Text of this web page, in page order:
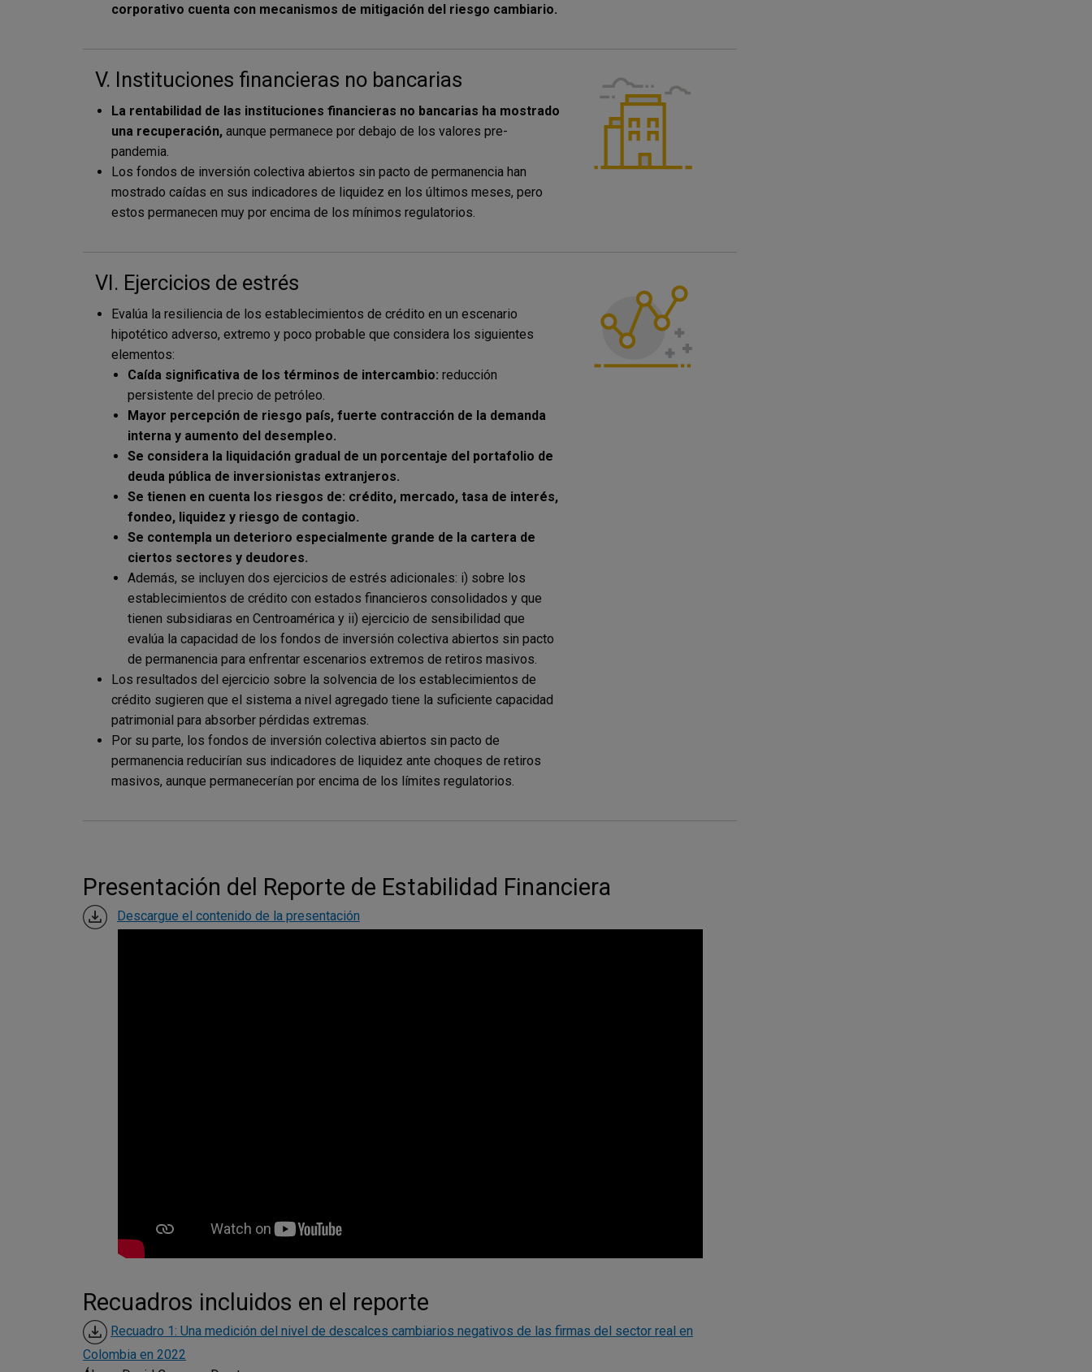
corporativo cuenta con mecanismos de mitigación del riesgo cambiario.
V. Instituciones financieras no bancarias
La rentabilidad de las instituciones financieras no bancarias ha mostrado
una recuperación, aunque permanece por debajo de los valores pre-
pandemia.
Los fondos de inversión colectiva abiertos sin pacto de permanencia han
mostrado caídas en sus indicadores de liquidez en los últimos meses, pero
estos permanecen muy por encima de los mínimos regulatorios.
VI. Ejercicios de estrés
Evalúa la resiliencia de los establecimientos de crédito en un escenario
hipotético adverso, extremo y poco probable que considera los siguientes
elementos:
Caída significativa de los términos de intercambio: reducción
persistente del precio de petróleo.
Mayor percepción de riesgo país, fuerte contracción de la demanda
interna y aumento del desempleo.
Se considera la liquidación gradual de un porcentaje del portafolio de
deuda pública de inversionistas extranjeros.
Se tienen en cuenta los riesgos de: crédito, mercado, tasa de interés,
fondeo, liquidez y riesgo de contagio.
Se contempla un deterioro especialmente grande de la cartera de
ciertos sectores y deudores.
Además, se incluyen dos ejercicios de estrés adicionales: i) sobre los
establecimientos de crédito con estados financieros consolidados y que
tienen subsidiaras en Centroamérica y ii) ejercicio de sensibilidad que
evalúa la capacidad de los fondos de inversión colectiva abiertos sin pacto
de permanencia para enfrentar escenarios extremos de retiros masivos.
Los resultados del ejercicio sobre la solvencia de los establecimientos de
crédito sugieren que el sistema a nivel agregado tiene la suficiente capacidad
patrimonial para absorber pérdidas extremas.
Por su parte, los fondos de inversión colectiva abiertos sin pacto de
permanencia reducirían sus indicadores de liquidez ante choques de retiros
masivos, aunque permanecerían por encima de los límites regulatorios.
Presentación del Reporte de Estabilidad Financiera
Descargue el contenido de la presentación
Recuadros incluidos en el reporte
Recuadro 1: Una medición del nivel de descalces cambiarios negativos de las firmas del sector real en
Colombia en 2022